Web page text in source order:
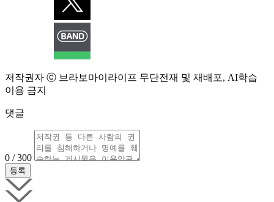
저작권자 ⓒ 브라보마이라이프 무단전재 및 재배포, AI학습
이용 금지
댓글
0 / 300